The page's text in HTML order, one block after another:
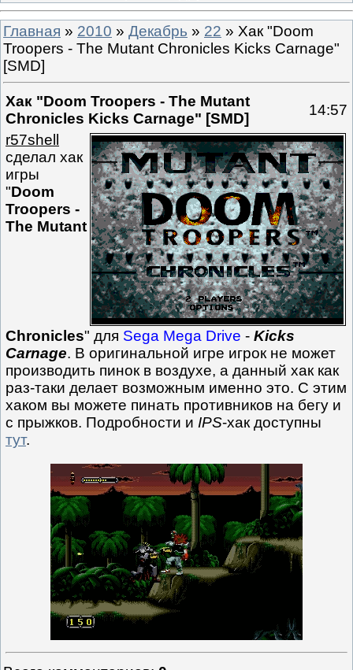
Главная » 2010 » Декабрь » 22 » Хак "Doom
Troopers - The Mutant Chronicles Kicks Carnage"
[SMD]
Хак "Doom Troopers - The Mutant
Chronicles Kicks Carnage" [SMD]
14:57
r57shell
сделал хак
игры
"Doom
Troopers -
The Mutant
Chronicles" для Sega Mega Drive - Kicks
Carnage. В оригинальной игре игрок не может
производить пинок в воздухе, а данный хак как
раз-таки делает возможным именно это. С этим
хаком вы можете пинать противников на бегу и
с прыжков. Подробности и IPS-хак доступны
тут.